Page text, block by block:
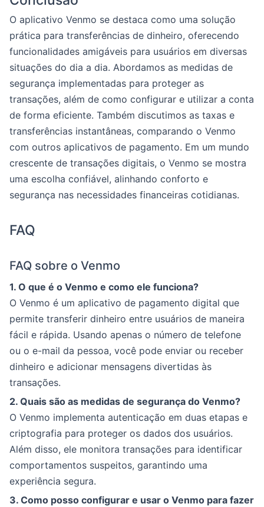
O aplicativo Venmo se destaca como uma solução
prática para transferências de dinheiro, oferecendo
funcionalidades amigáveis para usuários em diversas
situações do dia a dia. Abordamos as medidas de
segurança implementadas para proteger as
transações, além de como configurar e utilizar a conta
de forma eficiente. Também discutimos as taxas e
transferências instantâneas, comparando o Venmo
com outros aplicativos de pagamento. Em um mundo
crescente de transações digitais, o Venmo se mostra
uma escolha confiável, alinhando conforto e
segurança nas necessidades financeiras cotidianas.
FAQ
FAQ sobre o Venmo
1. O que é o Venmo e como ele funciona?
O Venmo é um aplicativo de pagamento digital que
permite transferir dinheiro entre usuários de maneira
fácil e rápida. Usando apenas o número de telefone
ou o e-mail da pessoa, você pode enviar ou receber
dinheiro e adicionar mensagens divertidas às
transações.
2. Quais são as medidas de segurança do Venmo?
O Venmo implementa autenticação em duas etapas e
criptografia para proteger os dados dos usuários.
Além disso, ele monitora transações para identificar
comportamentos suspeitos, garantindo uma
experiência segura.
3. Como posso configurar e usar o Venmo para fazer